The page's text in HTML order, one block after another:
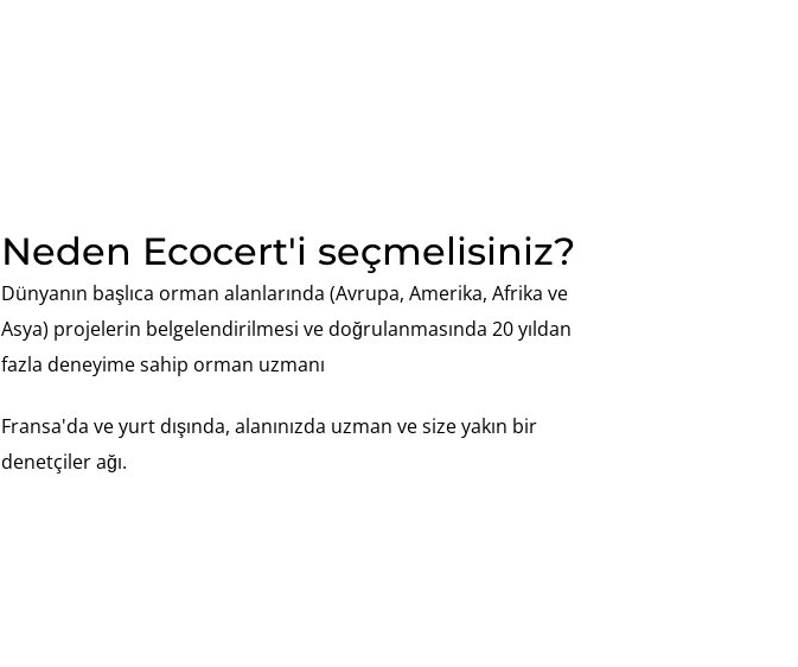
Neden Ecocert'i seçmelisiniz?
Dünyanın başlıca orman alanlarında (Avrupa, Amerika, Afrika ve
Asya) projelerin belgelendirilmesi ve doğrulanmasında 20 yıldan
fazla deneyime sahip orman uzmanı
Fransa'da ve yurt dışında, alanınızda uzman ve size yakın bir
denetçiler ağı.